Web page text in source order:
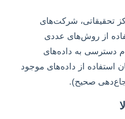
تحقیقاتی، شرکت‌های
از روش‌های عددی
دسترسی به داده‌های
استفاده از داده‌های موجود
صحیح).